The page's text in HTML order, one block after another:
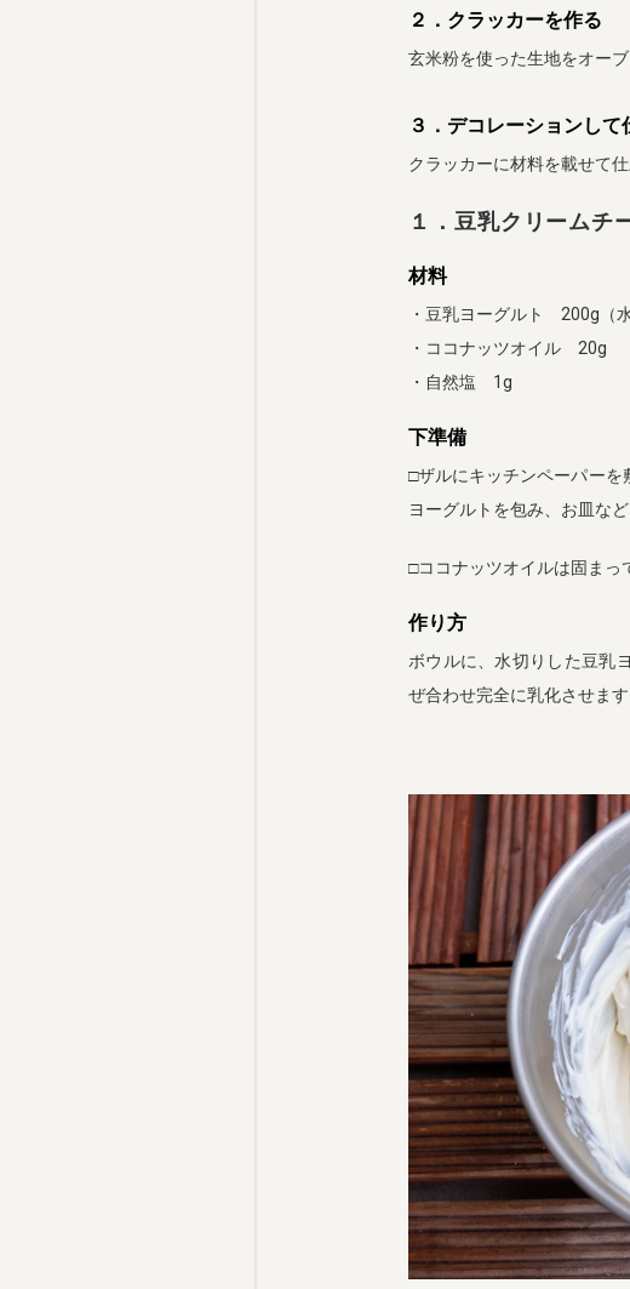
２．クラッカーを作る
玄米粉を使った生地をオー
３．デコレーションして
クラッカーに材料を載せて仕
１．豆乳クリームチ
材料
・豆乳ヨーグルト 200g（
・ココナッツオイル 20g
・自然塩 1g
下準備
□ザルにキッチンペーパー
ヨーグルトを包み、お皿な
□ココナッツオイルは固まっ
作り方
ボウルに、水切りした豆乳
ぜ合わせ完全に乳化させます